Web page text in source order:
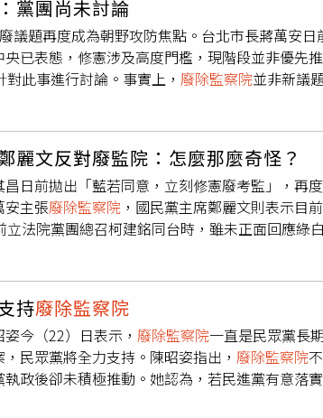
黨團尚未討論
議題再度成為朝野攻防焦點。台北市長蔣萬安日
央已表態，修憲涉及高度門檻，現階段並非優先
此事進行討論。事實上， 廢除監察院並非新議
始終面臨高門檻挑戰。由於牽涉五權憲法架構
推動難度極高。儘管朝野不時傳出廢監院聲浪
。至於監察委員人事同意權案，徐巧芯則直言，
存在黨團難以接受的因素與爭議；即便包括前
給外界酬庸色彩濃厚的觀感。徐巧芯指出，相
組成新一屆監察院，很難讓外界相信未來能充
文反對廢監院：怎麼那麼奇怪？
昌日前拋出「藍若同意，立刻修憲廢考監」，再
安主張廢除監察院 ，國民黨主席鄭麗文則表示目
法院黨團總召柯建銘同台時，雖未正面回應綠
奇怪？」前立委吳春城今日舉辦《壯世代理想
議題，不過兩人均未在
作空間。柯建銘表示，「最好能夠合作啊！這世
院是否可能成為綠白合作的切入點，柯建銘則表示
。面對媒體追問是否支持廢監院以及鄭麗文反
國昌說明，自己沒有負責這部分事務。不過據現
人張彤詢問，「鄭麗文為什麼要說不要廢除監
，但柯文哲仍持續追問相關原因。
持廢除監察院
今（22）日表示， 廢除監察院一直是民眾黨長
民眾黨將全力支持。陳昭姿指出， 廢除監察院
政後卻未積極推動。她認為，若民進黨有意落
支持。」無論是綠白合作或藍白合作，本來就